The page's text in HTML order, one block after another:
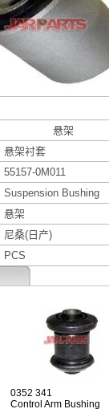
悬架
悬架衬套
55157-0M011
Suspension Bushing
悬架
尼桑(日产)
PCS
0352 341
Control Arm Bushing